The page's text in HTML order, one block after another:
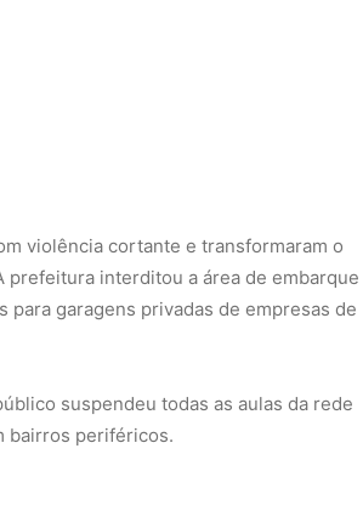
violência cortante e transformaram o
interditou a área de embarque
garagens privadas de empresas de
suspendeu todas as aulas da rede
bairros periféricos.